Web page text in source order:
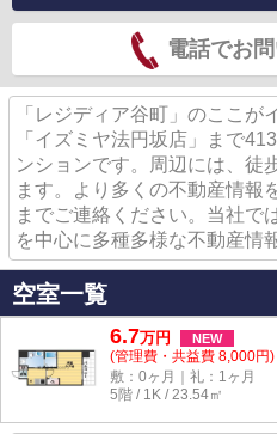
電話でお
「レジディア谷町」のここが
「イズミヤ法円坂店」まで
ンションです。周辺には、徒
ます。より多くの不動産情報
までご連絡ください。当社で
を中心に多種多様な不動産情
空室一覧
6.7万円 NEW
(管理費・共益費 8,000円)
敷：0ヶ月｜礼：1ヶ月
5階 / 1K / 23.54㎡